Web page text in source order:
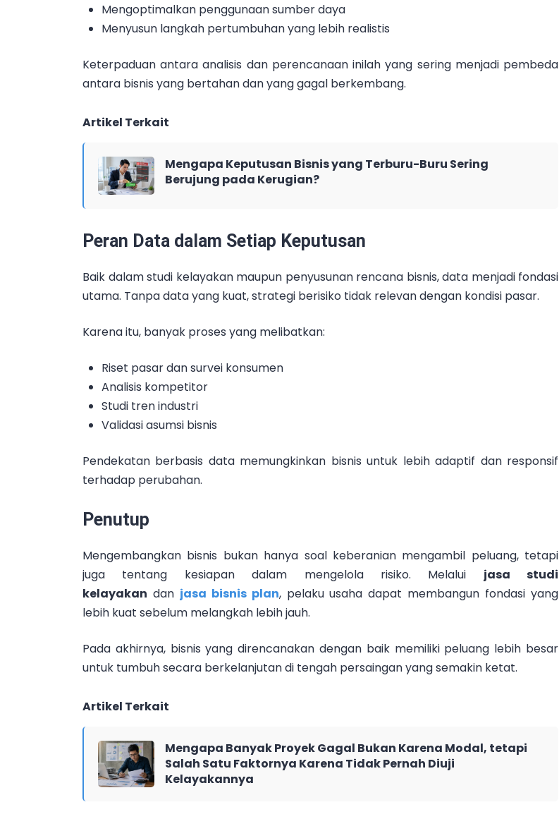
Mengoptimalkan penggunaan sumber daya
Menyusun langkah pertumbuhan yang lebih realistis
Keterpaduan antara analisis dan perencanaan inilah yang sering menjadi pembeda
antara bisnis yang bertahan dan yang gagal berkembang.
Artikel Terkait
Mengapa Keputusan Bisnis yang Terburu-Buru Sering
Berujung pada Kerugian?
Peran Data dalam Setiap Keputusan
Baik dalam studi kelayakan maupun penyusunan rencana bisnis, data menjadi fondasi
utama. Tanpa data yang kuat, strategi berisiko tidak relevan dengan kondisi pasar.
Karena itu, banyak proses yang melibatkan:
Riset pasar dan survei konsumen
Analisis kompetitor
Studi tren industri
Validasi asumsi bisnis
Pendekatan berbasis data memungkinkan bisnis untuk lebih adaptif dan responsif
terhadap perubahan.
Penutup
Mengembangkan bisnis bukan hanya soal keberanian mengambil peluang, tetapi
juga tentang kesiapan dalam mengelola risiko. Melalui jasa studi
kelayakan dan jasa bisnis plan, pelaku usaha dapat membangun fondasi yang
lebih kuat sebelum melangkah lebih jauh.
Pada akhirnya, bisnis yang direncanakan dengan baik memiliki peluang lebih besar
untuk tumbuh secara berkelanjutan di tengah persaingan yang semakin ketat.
Artikel Terkait
Mengapa Banyak Proyek Gagal Bukan Karena Modal, tetapi
Salah Satu Faktornya Karena Tidak Pernah Diuji
Kelayakannya